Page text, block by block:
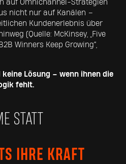
auf Omnichannel-Strategien
nicht nur auf Kanälen –
Kundenerlebnis über
(Quelle: McKinsey, „Five
Winners Keep Growing“,
keine Lösung – wenn ihnen die
fehlt.
STATT
IHRE KRAFT